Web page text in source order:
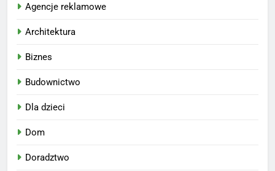
Agencje reklamowe
Architektura
Biznes
Budownictwo
Dla dzieci
Dom
Doradztwo